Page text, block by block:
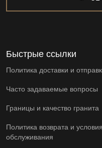
Быстрые ссылки
Политика доставки и
Часто задаваемые вопросы
Границы и качество гранита
Политика возврата и условия
обслуживания